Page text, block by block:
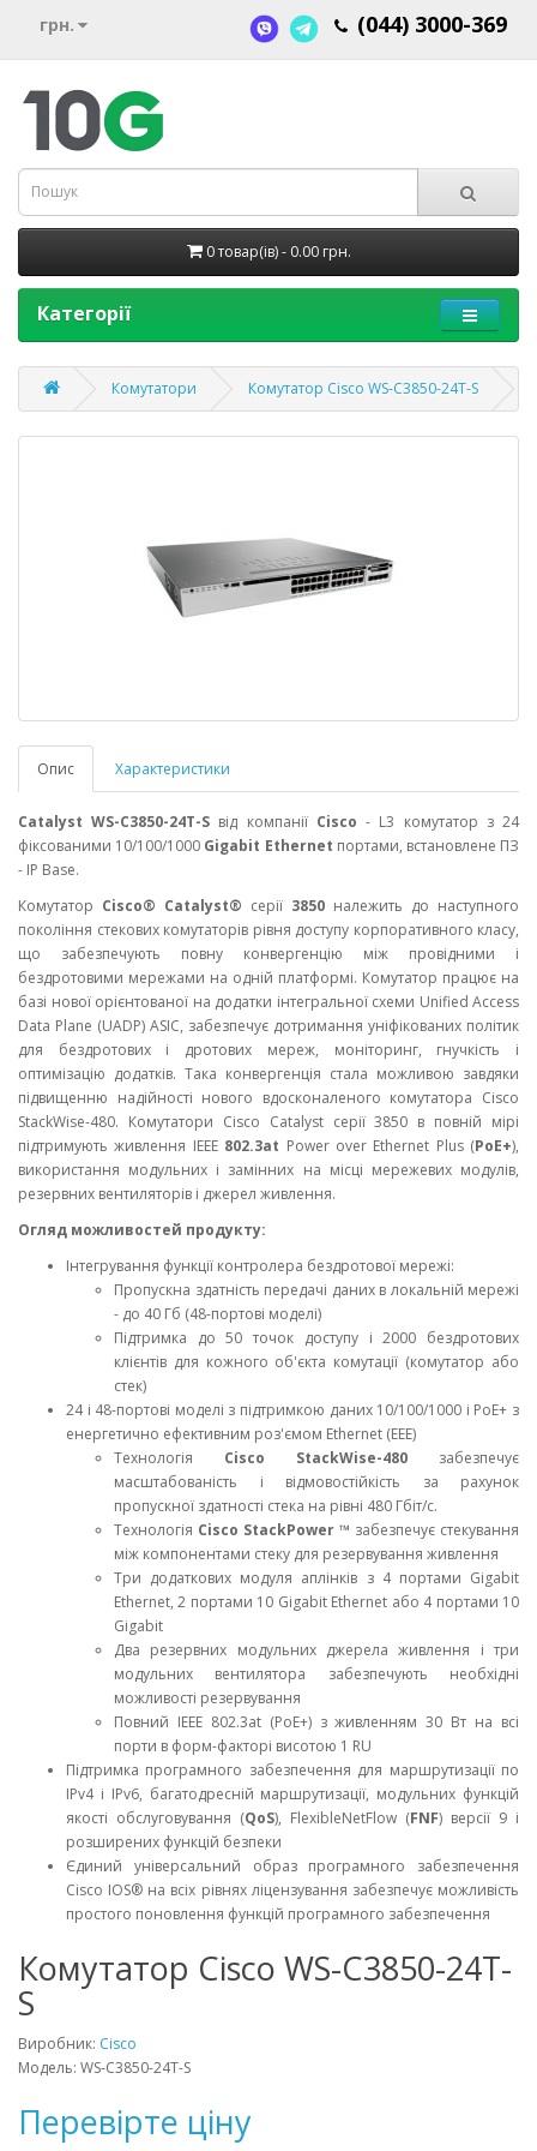
грн. (044) 3000-369
0 товар(ів) - 0.00 грн.
Категорії
Комутатори Комутатор Cisco WS-C3850-24T-S
Опис Характеристики
Catalyst WS-C3850-24T-S від компанії Cisco - L3 комутатор з 24
фіксованими 10/100/1000 Gigabit Ethernet портами, встановлене ПЗ
- IP Base.
Комутатор Cisco® Catalyst® серії 3850 належить до наступного
покоління стекових комутаторів рівня доступу корпоративного класу,
що забезпечують повну конвергенцію між провідними і
бездротовими мережами на одній платформі. Комутатор працює на
базі нової орієнтованої на додатки інтегральної схеми Unified Access
Data Plane (UADP) ASIC, забезпечує дотримання уніфікованих політик
для бездротових і дротових мереж, моніторинг, гнучкість і
оптимізацію додатків. Така конвергенція стала можливою завдяки
підвищенню надійності нового вдосконаленого комутатора Cisco
StackWise-480. Комутатори Cisco Catalyst серії 3850 в повній мірі
підтримують живлення IEEE802.3at Power over Ethernet Plus (PoE+),
використання модульних і замінних на місці мережевих модулів,
резервних вентиляторів і джерел живлення.
Огляд можливостей продукту:
Інтегрування функції контролера бездротової мережі:
Пропускна здатність передачі даних в локальній мережі
- до 40 Гб (48-портові моделі)
Підтримка до 50 точок доступу і 2000 бездротових
клієнтів для кожного об'єкта комутації (комутатор або
стек)
24 і 48-портові моделі з підтримкою даних 10/100/1000 і PoE+ з
енергетично ефективним роз'ємом Ethernet (EEE)
Технологія Cisco StackWise-480 забезпечує
масштабованість і відмовостійкість за рахунок
пропускної здатності стека на рівні 480 Гбіт/с.
Технологія Cisco StackPower ™ забезпечує стекування
між компонентами стеку для резервування живлення
Три додаткових модуля аплінків з 4 портами Gigabit
Ethernet, 2 портами 10 Gigabit Ethernet або 4 портами 10
Gigabit
Два резервних модульних джерела живлення і три
модульних вентилятора забезпечують необхідні
можливості резервування
Повний IEEE 802.3at (PoE+) з живленням 30 Вт на всі
порти в форм-факторі висотою 1 RU
Підтримка програмного забезпечення для маршрутизації по
IPv4 і IPv6, багатодресній маршрутизації, модульних функцій
якості обслуговування (QoS), FlexibleNetFlow (FNF) версії 9 і
розширених функцій безпеки
Єдиний універсальний образ програмного забезпечення
Cisco IOS® на всіх рівнях ліцензування забезпечує можливість
простого поновлення функцій програмного забезпечення
Комутатор Cisco WS-C3850-24T-
S
Виробник: Cisco
Модель: WS-C3850-24T-S
Перевірте ціну